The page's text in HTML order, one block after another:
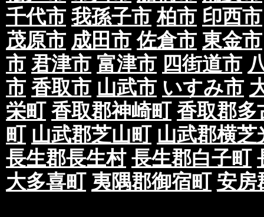
千代市 我孫子市 柏市 印西市
茂原市 成田市 佐倉市 東金市
市 君津市 富津市 四街道市
市 香取市 山武市 いすみ市
栄町 香取郡神崎町 香取郡多
町 山武郡芝山町 山武郡横芝
長生郡長生村 長生郡白子町
大多喜町 夷隅郡御宿町 安房